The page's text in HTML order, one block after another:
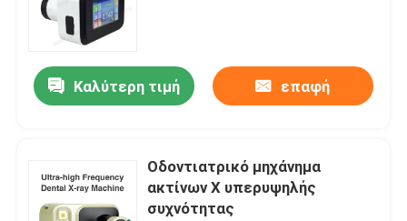
Καλύτερη τιμή επαφή
Οδοντιατρικό μηχάνημα
ακτίνων Χ υπερυψηλής
συχνότητας